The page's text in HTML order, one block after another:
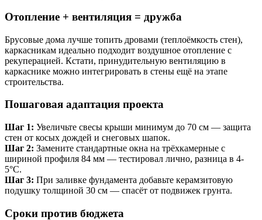
Отопление + вентиляция = дружба
Брусовые дома лучше топить дровами (теплоёмкость стен),
каркасникам идеально подходит воздушное отопление с
рекуперацией. Кстати, принудительную вентиляцию в
каркаснике можно интегрировать в стены ещё на этапе
строительства.
Пошаговая адаптация проекта
Шаг 1: Увеличьте свесы крыши минимум до 70 см — защита
стен от косых дождей и снеговых шапок.
Шаг 2: Замените стандартные окна на трёхкамерные с
шириной профиля 84 мм — тестировал лично, разница в 4-
5°C.
Шаг 3: При заливке фундамента добавьте керамзитовую
подушку толщиной 30 см — спасёт от подвижек грунта.
Сроки против бюджета